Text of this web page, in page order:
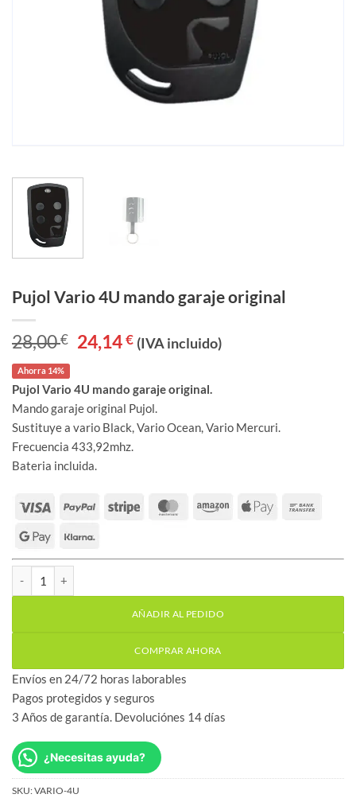
Pujol Vario 4U mando garaje original
28,00€
El
precio
28,00 €.
24,14€El
precio
24,14 €.
(IVA incluido)
Ahorra 14%
Pujol Vario 4U mando garaje original.
Mando garaje original Pujol.
Sustituye a vario Black, Vario Ocean, Vario Mercuri.
Frecuencia 433,92mhz.
Bateria incluida.
Pujol Vario 4U mando garaje original cantidad
AÑADIR AL PEDIDO
COMPRAR AHORA
Envíos en 24/72 horas laborables
Pagos protegidos y seguros
3 Años de garantía. Devoluciónes 14 días
¿Necesitas ayuda?
SKU:VARIO-4U